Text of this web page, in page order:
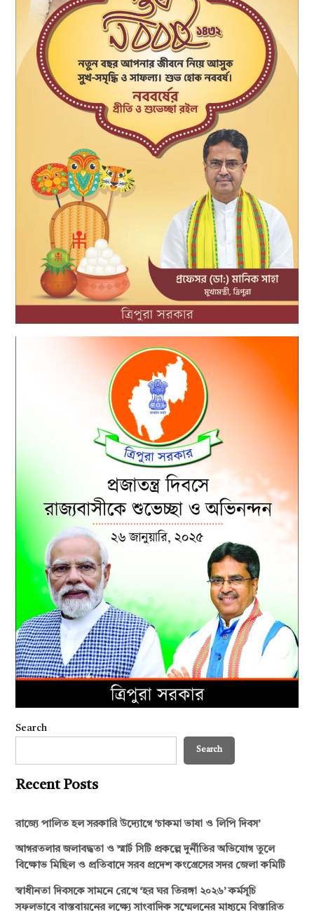
Search
Search
Recent Posts
রাজ্যে পালিত হল সরকারি উদ্যোগে ‘চাকমা ভাষা ও লিপি দিবস’
আগরতলার জলাবদ্ধতা ও স্মার্ট সিটি প্রকল্পে দুর্নীতির অভিযোগ তুলে
বিক্ষোভ মিছিল ও প্রতিবাদে সরব প্রদেশ কংগ্রেসের সদর জেলা কমিটি
স্বাধীনতা দিবসকে সামনে রেখে ‘হর ঘর তিরঙ্গা ২০২৬’ কর্মসূচি
সফলভাবে বাস্তবায়নের লক্ষ্যে সাংবাদিক সম্মেলনের মাধ্যমে বিস্তারিত